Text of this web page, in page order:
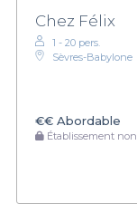
Chez Félix
1 - 20 pers.
Sèvres-Babylone
€€ Abordable
Établissement